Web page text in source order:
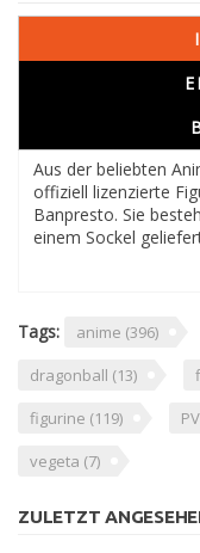
Aus der beliebten
offiziell lizenzierte
Banpresto. Sie
einem Sockel
Tags: anime (396)
dragonball (13)
figurine (119)
vegeta (7)
ZULETZT